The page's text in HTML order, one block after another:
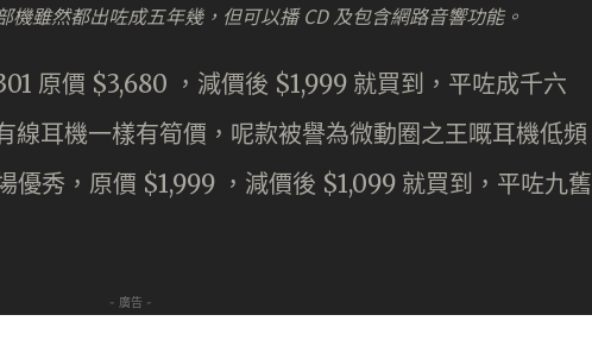
機雖然都出咗成五年幾，但可以播 CD 及包含網路音響功能。
原價 $3,680 ，減價後 $1,999 就買到，平咗成千六
線耳機一樣有筍價，呢款被譽為微動圈之王嘅耳機低頻
優秀，原價 $1,999 ，減價後 $1,099 就買到，平咗九舊
- 廣告 -